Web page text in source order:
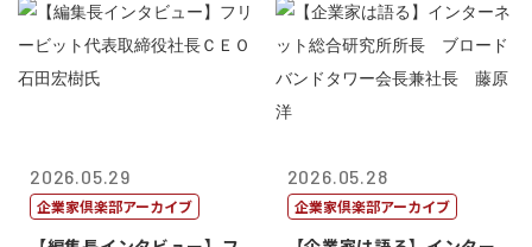
2026.05.29
企業家倶楽部アーカイブ
2026.05.28
企業家倶楽部アーカイブ